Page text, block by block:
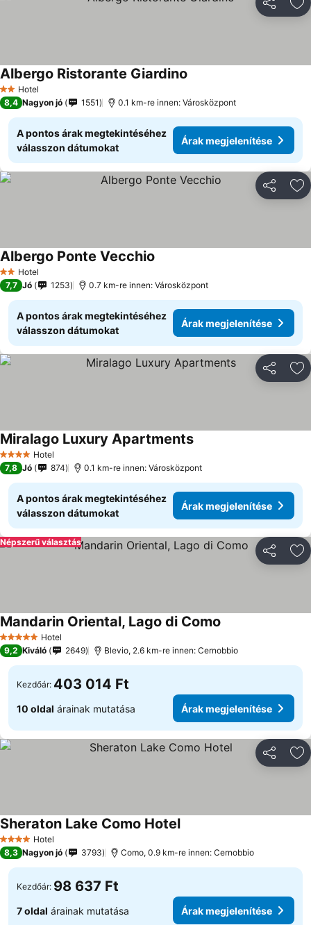
2 Kategória
Hotel
Albergo Ristorante Giardino
8,4 Nagyon jó 1551 0.1 km-re innen: Városközpont
A pontos árak megtekintéséhez
válasszon dátumokat
Árak megjelenítése
2 Kategória
Hotel
Albergo Ponte Vecchio
7,7 Jó 1253 0.7 km-re innen: Városközpont
A pontos árak megtekintéséhez
válasszon dátumokat
Árak megjelenítése
4 KategóriaHotel
Miralago Luxury Apartments
7,8 Jó 874 0.1 km-re innen: Városközpont
A pontos árak megtekintéséhez
válasszon dátumokat
Árak megjelenítése
Népszerű választás
5 KategóriaHotel
Mandarin Oriental, Lago di Como
9,2 Kiváló 2649 Blevio, 2.6 km-re innen: Cernobbio
Kezdőár: 403 014 Ft
10 oldal árainak mutatása Árak megjelenítése
4 KategóriaHotel
Sheraton Lake Como Hotel
8,3 Nagyon jó 3793 Como, 0.9 km-re innen: Cernobbio
Kezdőár: 98 637 Ft
7 oldal árainak mutatása Árak megjelenítése